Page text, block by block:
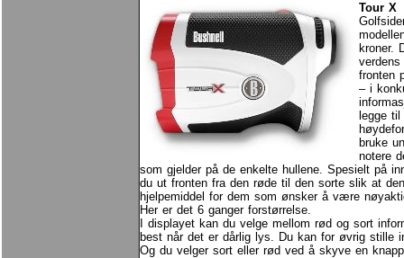
Tour X
kroner.
fronten
– i
legge
bruke
notere
som gjelder på de enkelte hullene. Spesielt på
du ut fronten fra den røde til den sorte slik at
hjelpemiddel for dem som ønsker å være
Her er det 6 ganger forstørrelse.
I displayet kan du velge mellom rød og sort
best når det er dårlig lys. Du kan for øvrig stille
Og du velger sort eller rød ved å skyve en